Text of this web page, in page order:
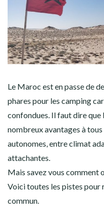
Le Maroc est en passe de
phares pour les camping
confondues. Il faut dire
nombreux avantages à
autonomes, entre climat
attachantes.
Mais savez vous comment
Voici toutes les pistes pour
commun.